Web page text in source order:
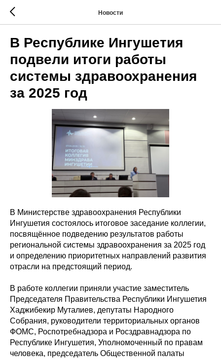
Новости
В Республике Ингушетия
подвели итоги работы
системы здравоохранения
за 2025 год
В Министерстве здравоохранения Республики
Ингушетия состоялось итоговое заседание коллегии,
посвящённое подведению результатов работы
региональной системы здравоохранения за 2025 год
и определению приоритетных направлений развития
отрасли на предстоящий период.
В работе коллегии приняли участие заместитель
Председателя Правительства Республики Ингушетия
Хаджибекир Муталиев, депутаты Народного
Собрания, руководители территориальных органов
ФОМС, Роспотребнадзора и Росздравнадзора по
Республике Ингушетия, Уполномоченный по правам
человека, председатель Общественной палаты